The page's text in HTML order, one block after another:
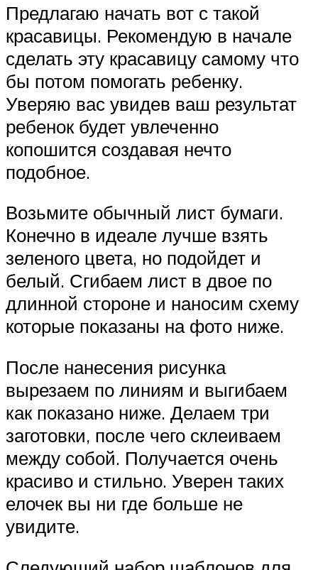
Предлагаю начать вот с такой
красавицы. Рекомендую в начале
сделать эту красавицу самому что
бы потом помогать ребенку.
Уверяю вас увидев ваш результат
ребенок будет увлеченно
копошится создавая нечто
подобное.
Возьмите обычный лист бумаги.
Конечно в идеале лучше взять
зеленого цвета, но подойдет и
белый. Сгибаем лист в двое по
длинной стороне и наносим схему
которые показаны на фото ниже.
После нанесения рисунка
вырезаем по линиям и выгибаем
как показано ниже. Делаем три
заготовки, после чего склеиваем
между собой. Получается очень
красиво и стильно. Уверен таких
елочек вы ни где больше не
увидите.